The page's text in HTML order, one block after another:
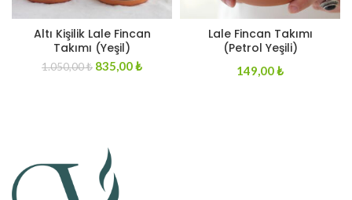
Altı Kişilik Lale Fincan
Takımı (Yeşil)
1.050,00₺ Original
835,00₺Current
Lale Fincan Takımı
(Petrol Yeşili)
149,00₺